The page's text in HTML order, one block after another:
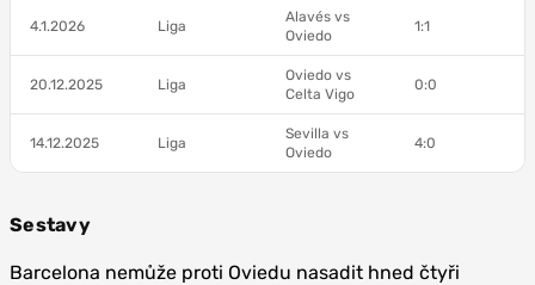
4.1.2026 Liga
Alavés vs
Oviedo
1:1
20.12.2025 Liga
Oviedo vs
Celta Vigo
0:0
14.12.2025 Liga
Sevilla vs
Oviedo
4:0
Sestavy
Barcelona nemůže proti Oviedu nasadit hned čtyři